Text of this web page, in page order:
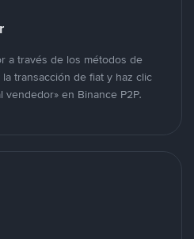
a través de los métodos de
transacción de fiat y haz clic
vendedor» en Binance P2P.